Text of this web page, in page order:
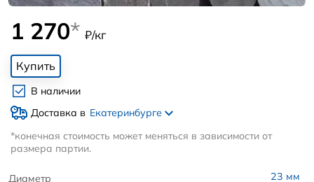
Диаметр 23 мм
1 270* ₽/кг
Купить
В наличии
Доставка в Екатеринбурге
*конечная стоимость может меняться в зависимости от
размера партии.